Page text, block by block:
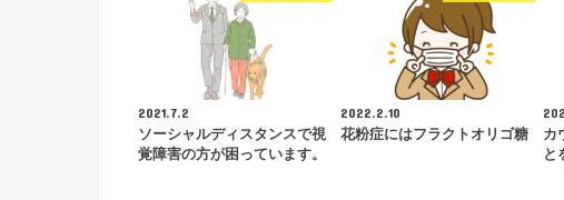
2021.7.2
ソーシャルディスタンスで視
覚障害の方が困っています。
2022.2.10
花粉症にはフラクトオリゴ糖
カ
と